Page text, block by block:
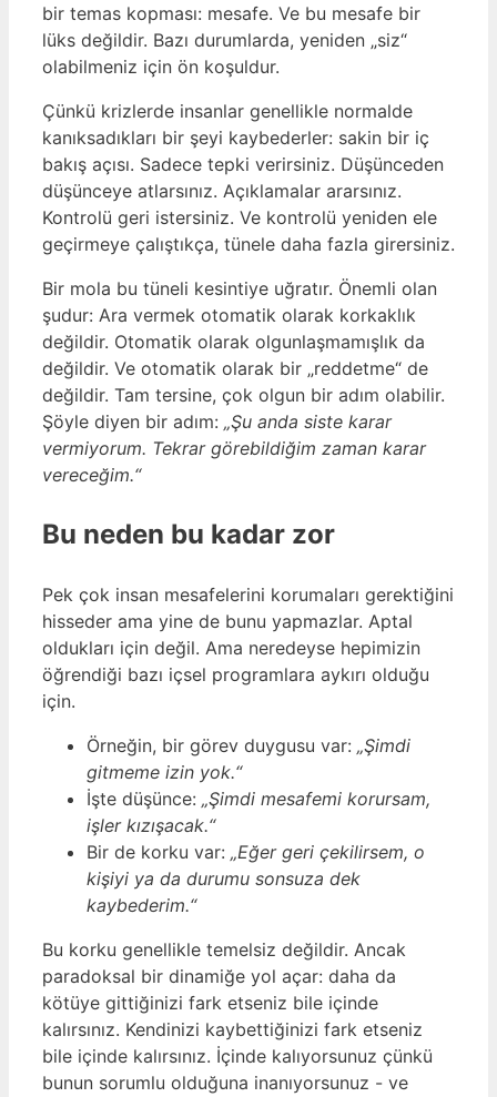
bir temas kopması: mesafe. Ve bu mesafe bir
lüks değildir. Bazı durumlarda, yeniden „siz“
olabilmeniz için ön koşuldur.
Çünkü krizlerde insanlar genellikle normalde
kanıksadıkları bir şeyi kaybederler: sakin bir iç
bakış açısı. Sadece tepki verirsiniz. Düşünceden
düşünceye atlarsınız. Açıklamalar ararsınız.
Kontrolü geri istersiniz. Ve kontrolü yeniden ele
geçirmeye çalıştıkça, tünele daha fazla girersiniz.
Bir mola bu tüneli kesintiye uğratır. Önemli olan
şudur: Ara vermek otomatik olarak korkaklık
değildir. Otomatik olarak olgunlaşmamışlık da
değildir. Ve otomatik olarak bir „reddetme“ de
değildir. Tam tersine, çok olgun bir adım olabilir.
Şöyle diyen bir adım: „Şu anda siste karar
vermiyorum. Tekrar görebildiğim zaman karar
vereceğim.“
Bu neden bu kadar zor
Pek çok insan mesafelerini korumaları gerektiğini
hisseder ama yine de bunu yapmazlar. Aptal
oldukları için değil. Ama neredeyse hepimizin
öğrendiği bazı içsel programlara aykırı olduğu
için.
Örneğin, bir görev duygusu var: „Şimdi
gitmeme izin yok.“
İşte düşünce: „Şimdi mesafemi korursam,
işler kızışacak.“
Bir de korku var: „Eğer geri çekilirsem, o
kişiyi ya da durumu sonsuza dek
kaybederim.“
Bu korku genellikle temelsiz değildir. Ancak
paradoksal bir dinamiğe yol açar: daha da
kötüye gittiğinizi fark etseniz bile içinde
kalırsınız. Kendinizi kaybettiğinizi fark etseniz
bile içinde kalırsınız. İçinde kalıyorsunuz çünkü
bunun sorumlu olduğuna inanıyorsunuz - ve